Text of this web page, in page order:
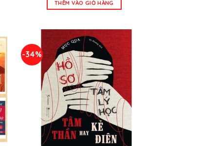
215.000 ₫.
THÊM VÀO GIỎ HÀNG
-34%